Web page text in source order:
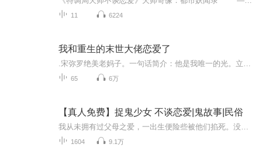
11 6224
我和重生的末世大佬恋爱了
65 6万
【真人免费】捉鬼少女 不谈恋爱|鬼故事|民俗
1604 9.1万